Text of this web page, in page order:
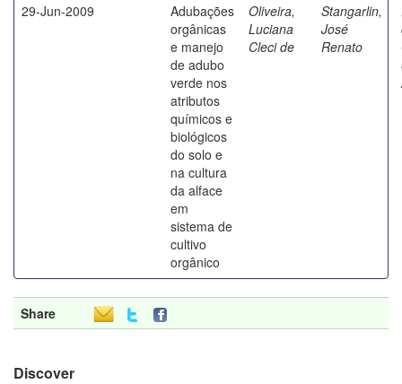
29-Jun-2009
Adubações
orgânicas
e manejo
de adubo
verde nos
atributos
químicos e
biológicos
do solo e
na cultura
da alface
em
sistema de
cultivo
orgânico
Oliveira,
Luciana
Cleci de
Stangarlin,
José
Renato
Share
Discover